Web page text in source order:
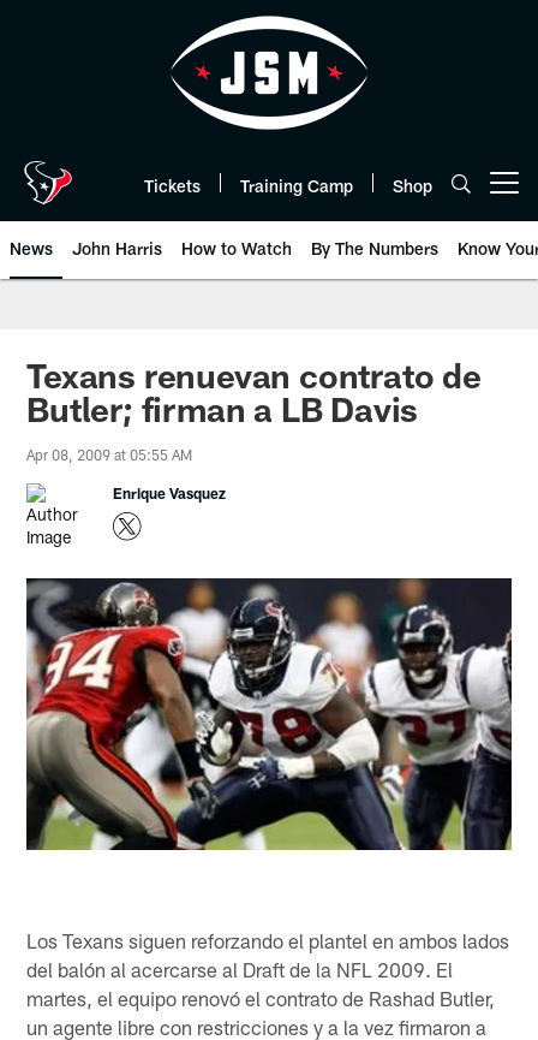
Tickets Training Camp Shop
News John Harris How to Watch By The Numbers Know
Texans renuevan contrato de
Butler; firman a LB Davis
Apr 08, 2009 at 05:55 AM
Enrique Vasquez
Los Texans siguen reforzando el plantel en ambos lados
del balón al acercarse al Draft de la NFL 2009. El
martes, el equipo renovó el contrato de Rashad Butler,
un agente libre con restricciones y a la vez firmaron a